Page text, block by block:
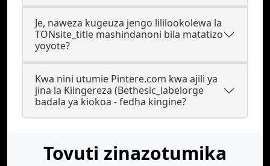
Je, naweza kugeuza jengo lililookolewa la
TONsite_title mashindanoni bila matatizo
yoyote?
Kwa nini utumie Pintere.com kwa ajili ya
jina la Kiingereza (Bethesic_labelorge
badala ya kiokoa - fedha kingine?
Tovuti zinazotumika